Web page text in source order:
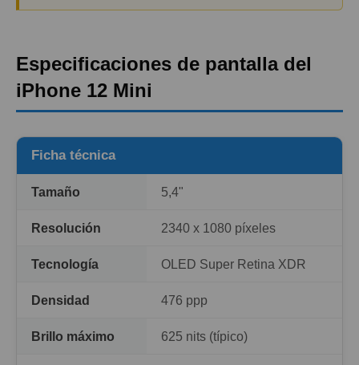
Especificaciones de pantalla del
iPhone 12 Mini
Ficha técnica
Tamaño 5,4"
Resolución 2340 x 1080 píxeles
Tecnología OLED Super Retina XDR
Densidad 476 ppp
Brillo máximo 625 nits (típico)